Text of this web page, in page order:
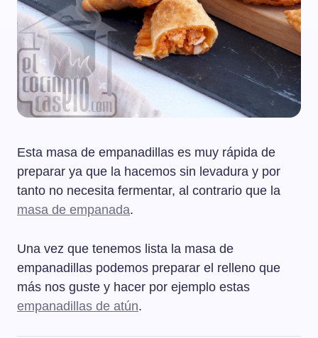
Esta masa de empanadillas es muy rápida de
preparar ya que la hacemos sin levadura y por
tanto no necesita fermentar, al contrario que la
masa de empanada.
Una vez que tenemos lista la masa de
empanadillas podemos preparar el relleno que
más nos guste y hacer por ejemplo estas
empanadillas de atún.